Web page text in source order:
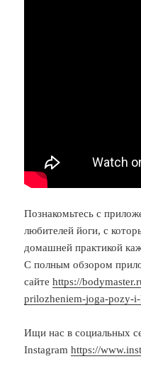
Познакомьтесь с
любителей йоги, с
домашней практикой
С полным обзором
сайтеhttps://
prilozheniem-joga-pozy-
Ищи нас в социальных
Instagramhttps://